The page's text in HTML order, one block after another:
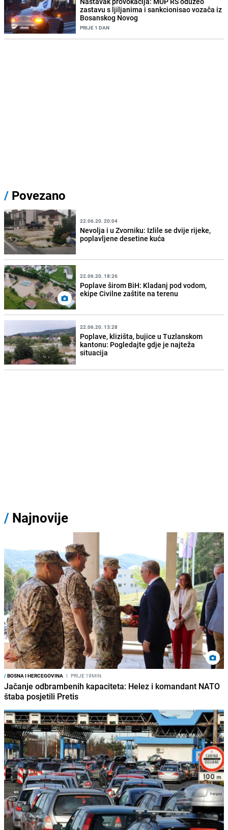
zastavu s ljiljanima i sankcionisao vozača iz
Bosanskog Novog
PRIJE 1 DAN
/ Povezano
22.06.20. 20:04
Nevolja i u Zvorniku: Izlile se dvije rijeke,
poplavljene desetine kuća
22.06.20. 18:26
Poplave širom BiH: Kladanj pod vodom,
ekipe Civilne zaštite na terenu
22.06.20. 13:28
Poplave, klizišta, bujice u Tuzlanskom
kantonu: Pogledajte gdje je najteža
situacija
/ Najnovije
/BOSNA I HERCEGOVINA I PRIJE 19MIN
Jačanje odbrambenih kapaciteta: Helez i komandant NATO
štaba posjetili Pretis